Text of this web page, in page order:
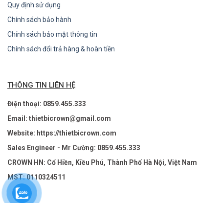
Quy định sử dụng
Chính sách bảo hành
Chính sách bảo mật thông tin
Chính sách đổi trả hàng & hoàn tiền
THÔNG TIN LIÊN HỆ
Điện thoại: 0859.455.333
Email: thietbicrown@gmail.com
Website: https://thietbicrown.com
Sales Engineer - Mr Cường: 0859.455.333
CROWN HN: Cổ Hiền, Kiều Phú, Thành Phố Hà Nội, Việt Nam
MST: 0110324511